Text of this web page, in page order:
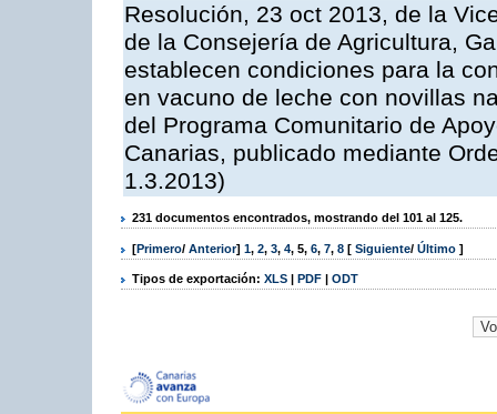
Resolución, 23 oct 2013, de la
de la Consejería de Agricultura,
establecen condiciones para la
en vacuno de leche con novillas
del Programa Comunitario de
Canarias, publicado mediante
1.3.2013)
231 documentos encontrados, mostrando del 101 al 125.
[Primero/ Anterior] 1, 2, 3, 4, 5, 6, 7, 8 [ Siguiente/ Último ]
Tipos de exportación: XLS | PDF | ODT